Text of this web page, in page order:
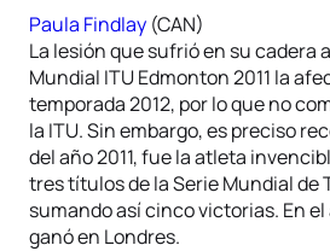
Paula Findlay (CAN)
La lesión que sufrió en su cadera
Mundial ITU Edmonton 2011 la
temporada 2012, por lo que no
la ITU. Sin embargo, es preciso
del año 2011, fue la atleta
tres títulos de la Serie Mundial de
sumando así cinco victorias. En el
ganó en Londres.